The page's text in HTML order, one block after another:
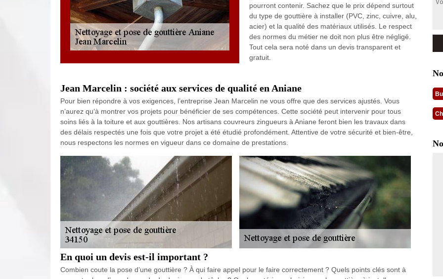
pourront contenir. Sachez que le prix dépend surtout
du type de gouttière à installer (PVC, zinc, cuivre, alu,
acier) et la qualité des matériaux utilisés. Le respect
des normes du métier ne doit non plus être négligé.
Tout cela sera noté dans un devis transparent et
gratuit.
Jean Marcelin : société aux services de qualité en Aniane
Pour bien répondre à vos exigences, l’entreprise Jean Marcelin ne vous offre que des services ajustés. Vous
n’aurez qu’à montrer vos projets pour bénéficier de ses compétences. Cette société peut intervenir pour tous
soins liés à la toiture et aux gouttières. Nos artisans couvreurs zingueurs à Aniane feront bien les travaux dans
des délais respectés une fois que votre projet a été étudié profondément. Attentive de votre sécurité et bien-être,
nous respectons les normes en vigueur dans ce domaine de prestations.
En quoi un devis est-il important ?
Combien coute la pose d’une gouttière ? À qui faire appel pour le faire correctement ? Quels points clés sont à